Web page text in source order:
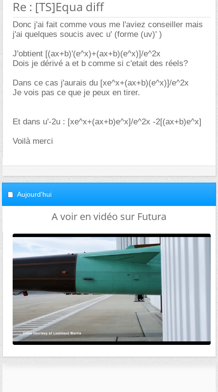
Re : [TS]Equa diff
Donc j'ai fait comme vous me l'aviez conseiller mais
j'ai quelques soucis avec u' (forme (uv)' )
J'obtient [(ax+b)'(e^x)+(ax+b)(e^x)]/e^2x
Dois je dérivé a et b comme si c'etait des réels?
Dans ce cas j'aurais du [xe^x+(ax+b)(e^x)]/e^2x
Je vois pas ce que je peux en tirer.
Et dans u'-2u : [xe^x+(ax+b)e^x]/e^2x -2[(ax+b)e^x]
Voilà merci
Aujourd'hui
A voir en vidéo sur Futura